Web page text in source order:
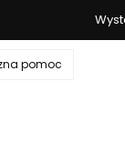
pomoc